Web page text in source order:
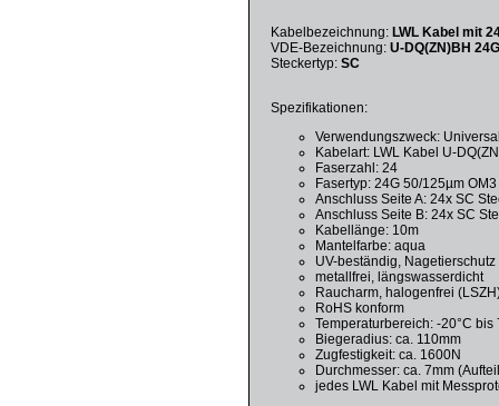
Kabelbezeichnung:LWL Kabel mit
VDE-Bezeichnung:U-DQ(ZN)BH
Steckertyp:SC
Spezifikationen:
Verwendungszweck:
Kabelart: LWL Kabel U-
Faserzahl: 24
Fasertyp: 24G 50/125µm
Anschluss Seite A: 24x SC
Anschluss Seite B: 24x SC
Kabellänge: 10m
Mantelfarbe: aqua
UV-beständig, Nagetierschutz
metallfrei, längswasserdicht
Raucharm, halogenfrei
RoHS konform
Temperaturbereich: -20°C bis
Biegeradius: ca. 110mm
Zugfestigkeit: ca. 1600N
Durchmesser: ca. 7mm
jedes LWL Kabel mit